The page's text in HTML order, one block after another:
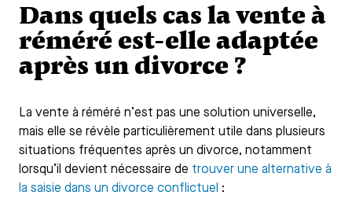
Dans quels cas la vente à
réméré est-elle adaptée
après un divorce ?
La vente à réméré n’est pas une solution universelle,
mais elle se révèle particulièrement utile dans plusieurs
situations fréquentes après un divorce, notamment
lorsqu’il devient nécessaire de trouver une alternative à
la saisie dans un divorce conflictuel :